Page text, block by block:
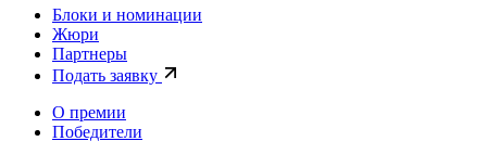
Блоки и номинации
Жюри
Партнеры
Подать заявку
О премии
Победители